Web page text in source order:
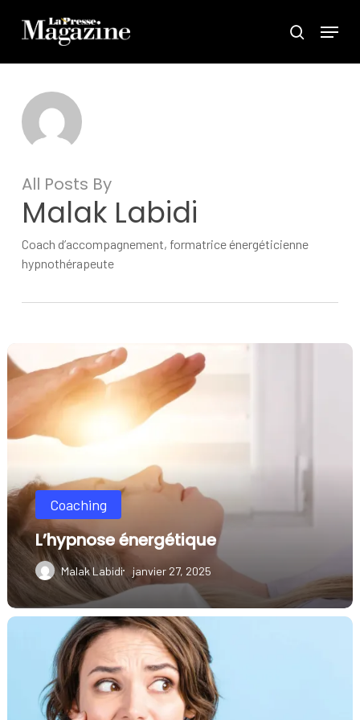
main
content
search
Menu
All Posts By
Malak Labidi
Coach d’accompagnement, formatrice énergéticienne
hypnothérapeute
L’hypnose
énergétique
Coaching
L’hypnose énergétique
Malak Labidi janvier 27, 2025
La
culpabilité
coupable